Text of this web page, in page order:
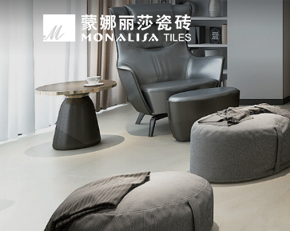
品牌介绍
发展历程
资质荣誉
行业地位
关于我们
蒙娜丽莎瓷砖品牌隶属
生活空间，产品涵盖
莎”的品牌发展理念，
的同时，享受高品质的
家装案例
全景合集
家装指南
装修设计
蒙娜丽莎陶瓷砖、陶瓷
套家装案例的应用展
无极·石界 产品中心
蒙娜丽莎「無極·石界
计蓝本，融合当代的
规、重构空间法则，
无极的生活空间。
授权门店
门店服务
网络商城
铺贴指导
无忧服务
蒙娜丽莎在全国拥有超
费者带来更多的消费
服务”体系以及“密缝
烦恼，实现无忧省心焕
品牌动态
产品解码
集团新闻
媒体中心
蒙娜丽莎的微笑作为营
服务所带来的精神回
公装案例
战略合作
工程案例
以完善的房地产战略合
务，为陶瓷行业和房